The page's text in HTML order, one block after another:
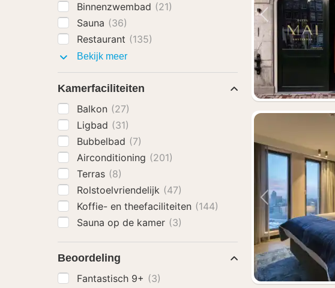
Vorige foto
Vorige foto
Binnenzwembad (21)
Sauna (36)
Restaurant (135)
Bekijk meerFaciliteiten
Kamerfaciliteiten
Balkon (27)
Ligbad (31)
Bubbelbad (7)
Airconditioning (201)
Terras (8)
Rolstoelvriendelijk (47)
Koffie- en theefaciliteiten (144)
Sauna op de kamer (3)
Beoordeling
Fantastisch 9+ (3)